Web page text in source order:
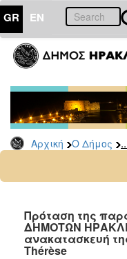
GR EN
Αρχική Ο Δήμος
ΔΗΜΟΣ
Δημοτικές
Παρατάξεις
Αρχείο
ΠΟΛΙΤΙΣΜΟΣ
Πρόταση της
ΔΗΜΟΤΩΝ
ανακατασκευή
Thérèse